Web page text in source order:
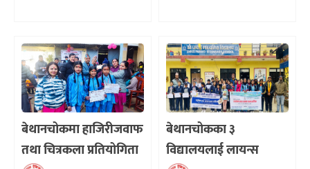
बेथानचोकमा हाजिरीजवाफ
तथा चित्रकला प्रतियोगिता
बेथानचोकका ३
विद्यालयलाई लायन्स